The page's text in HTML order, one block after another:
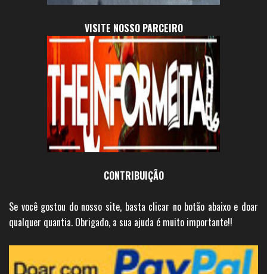
VISITE NOSSO PARCEIRO
CONTRIBUIÇÃO
Se você gostou do nosso site, basta clicar no botão abaixo e doar
qualquer quantia. Obrigado, a sua ajuda é muito importante!!